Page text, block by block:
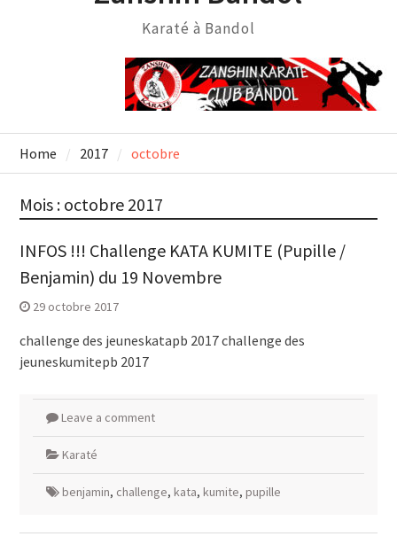
Karaté à Bandol
Home 2017 octobre
Mois : octobre 2017
INFOS !!! Challenge KATA KUMITE (Pupille /
Benjamin) du 19 Novembre
29 octobre 2017
challenge des jeuneskatapb 2017 challenge des
jeuneskumitepb 2017
Leave a comment
Karaté
benjamin, challenge, kata, kumite, pupille